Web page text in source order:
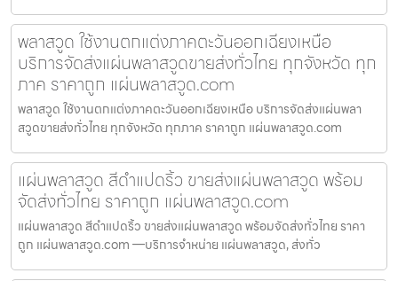
พลาสวูด ใช้งานตกแต่งภาคตะวันออกเฉียงเหนือ
บริการจัดส่งแผ่นพลาสวูดขายส่งทั่วไทย ทุกจังหวัด ทุก
ภาค ราคาถูก แผ่นพลาสวูด.com
พลาสวูด ใช้งานตกแต่งภาคตะวันออกเฉียงเหนือ บริการจัดส่งแผ่นพลา
สวูดขายส่งทั่วไทย ทุกจังหวัด ทุกภาค ราคาถูก แผ่นพลาสวูด.com
แผ่นพลาสวูด สีดำแปดริ้ว ขายส่งแผ่นพลาสวูด พร้อม
จัดส่งทั่วไทย ราคาถูก แผ่นพลาสวูด.com
แผ่นพลาสวูด สีดำแปดริ้ว ขายส่งแผ่นพลาสวูด พร้อมจัดส่งทั่วไทย ราคา
ถูก แผ่นพลาสวูด.com —บริการจำหน่าย แผ่นพลาสวูด, ส่งทั่ว